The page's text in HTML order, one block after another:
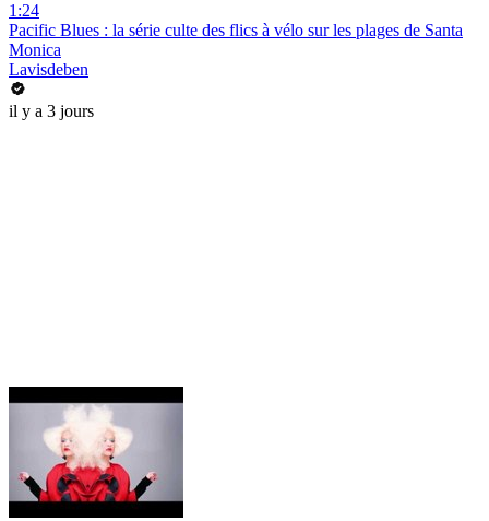
1:24
Pacific Blues : la série culte des flics à vélo sur les plages de Santa
Monica
Lavisdeben
il y a 3 jours